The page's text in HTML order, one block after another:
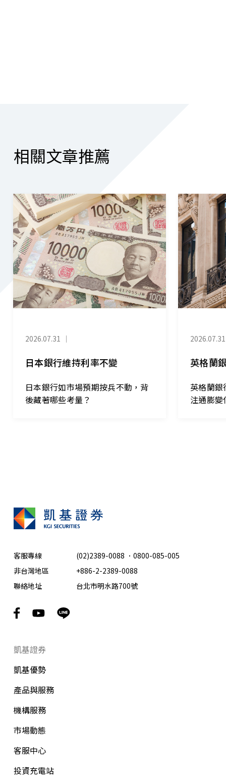
相關文章推薦
2026.07.31 ｜
日本銀行維持利率不變
日本銀行如市場預期按兵不動，背
後藏著哪些考量？
2026.07.31
英格蘭
英格蘭
注通膨變
客服專線 (02)2389-0088 ． 0800-085-005
非台灣地區
+886-2-2389-0088
聯絡地址
台北市明水路700號
凱基證券
凱基優勢
產品與服務
機構服務
市場動態
客服中心
投資充電站